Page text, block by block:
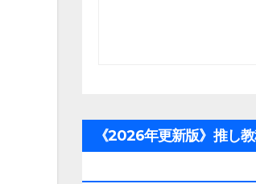
《2026年更新版》推し